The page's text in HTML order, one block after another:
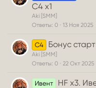
C4 x1
Aki [SMM]
Ответы 0 13 Ноя 2025
C4 Бонус
Aki [SMM]
Ответы 0 22 Окт 2025
Ивент
HF x3.